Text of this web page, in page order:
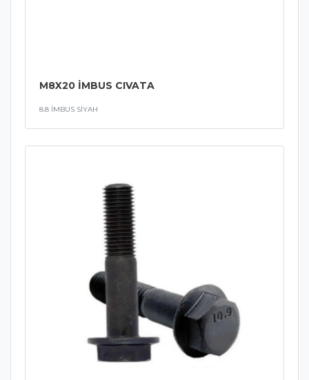
M8X20 İMBUS CIVATA
8.8 İMBUS SİYAH